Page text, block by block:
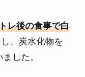
レ後の食事で白
、炭水化物を
した。